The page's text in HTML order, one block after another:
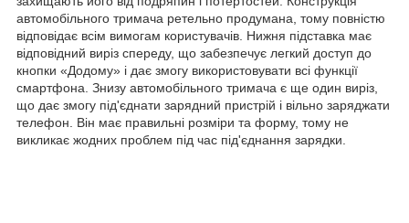
автомобільного тримача ретельно продумана, тому повністю
відповідає всім вимогам користувачів. Нижня підставка має
відповідний виріз спереду, що забезпечує легкий доступ до
кнопки «Додому» і дає змогу використовувати всі функції
смартфона. Знизу автомобільного тримача є ще один виріз,
що дає змогу під'єднати зарядний пристрій і вільно заряджати
телефон. Він має правильні розміри та форму, тому не
викликає жодних проблем під час під'єднання зарядки.